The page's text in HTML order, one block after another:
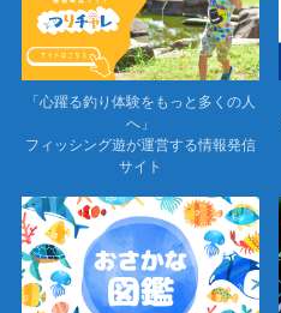
「心躍る釣り体験をもっと多くの人
へ」
フィッシング遊が運営する情報発信
サイト